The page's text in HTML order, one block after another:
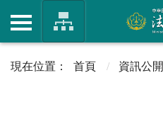
首頁 資訊公開